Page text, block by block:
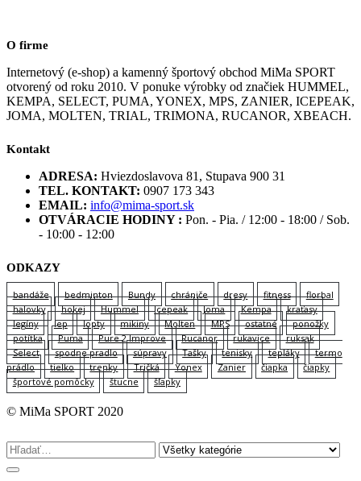
O firme
Internetový (e-shop) a kamenný športový obchod MiMa SPORT
otvorený od roku 2010. V ponuke výrobky od značiek HUMMEL,
KEMPA, SELECT, PUMA, YONEX, MPS, ZANIER, ICEPEAK,
JOMA, MOLTEN, TRIAL, TRIMONA, RUCANOR, XBEACH.
Kontakt
ADRESA: Hviezdoslavova 81, Stupava 900 31
TEL. KONTAKT: 0907 173 343
EMAIL: info@mima-sport.sk
OTVÁRACIE HODINY : Pon. - Pia. / 12:00 - 18:00 / Sob.
- 10:00 - 12:00
ODKAZY
bandáže bedminton Bundy chrániče dresy fitness
florbal
halovky
hokej Hummel Icepeak Joma Kempa
kraťasy
legíny
lep lopty mikiny Molten MPS ostatné
ponožky
potítka
Puma Pure 2 Improve Rucanor rukavice
ruksak
Select
spodne pradlo súpravy Tašky tenisky tepláky
termo
prádlo
tielko trenky Tričká Yonex Zanier čiapka
čiapky
športové pomôcky
štucne šľapky
© MiMa SPORT 2020